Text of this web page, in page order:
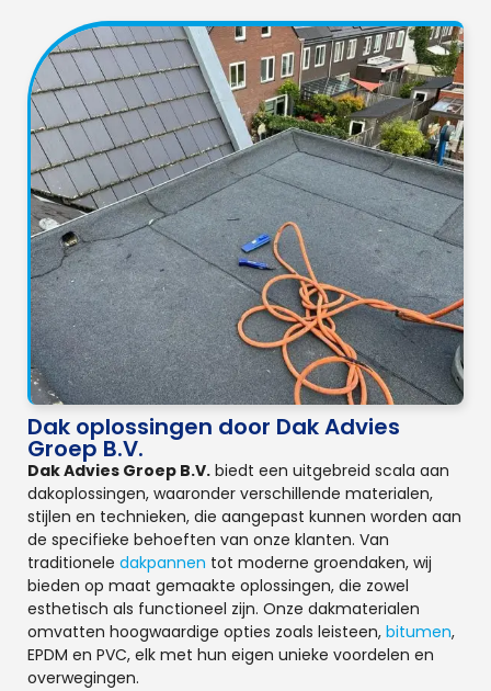
Dak oplossingen door Dak Advies
Groep B.V.
Dak Advies Groep B.V. biedt een uitgebreid scala aan
dakoplossingen, waaronder verschillende materialen,
stijlen en technieken, die aangepast kunnen worden aan
de specifieke behoeften van onze klanten. Van
traditionele dakpannen tot moderne groendaken, wij
bieden op maat gemaakte oplossingen, die zowel
esthetisch als functioneel zijn. Onze dakmaterialen
omvatten hoogwaardige opties zoals leisteen, bitumen,
EPDM en PVC, elk met hun eigen unieke voordelen en
overwegingen.